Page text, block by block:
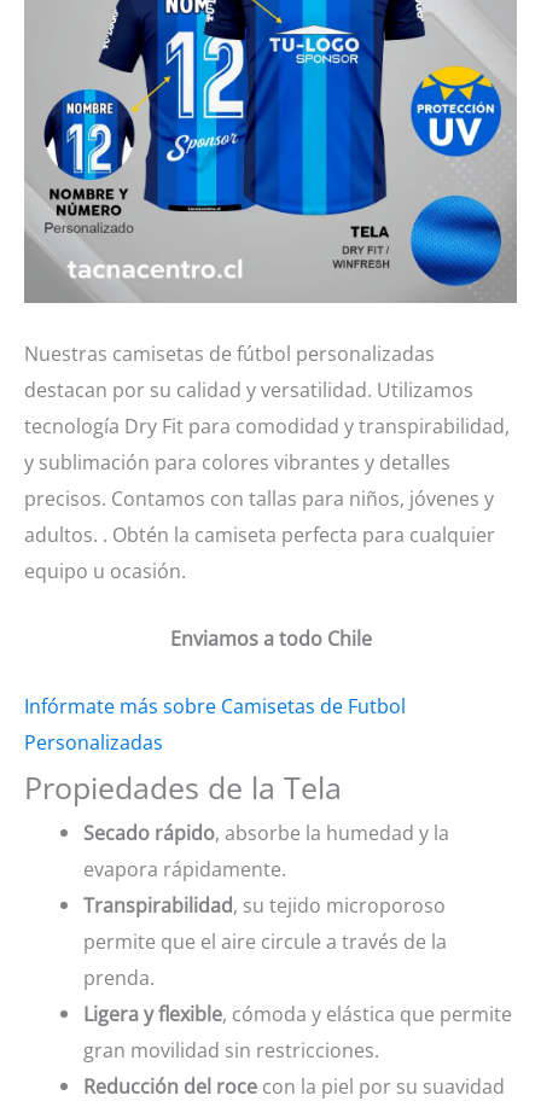
Nuestras camisetas de fútbol personalizadas
destacan por su calidad y versatilidad. Utilizamos
tecnología Dry Fit para comodidad y transpirabilidad,
y sublimación para colores vibrantes y detalles
precisos. Contamos con tallas para niños, jóvenes y
adultos. . Obtén la camiseta perfecta para cualquier
equipo u ocasión.
Enviamos a todo Chile
Infórmate más sobre Camisetas de Futbol
Personalizadas
Propiedades de la Tela
Secado rápido, absorbe la humedad y la
evapora rápidamente.
Transpirabilidad, su tejido microporoso
permite que el aire circule a través de la
prenda.
Ligera y flexible, cómoda y elástica que permite
gran movilidad sin restricciones.
Reducción del roce con la piel por su suavidad